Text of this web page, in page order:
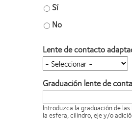
Sí
No
Lente de contacto
Graduación lente de
Introduzca la graduación de
la esfera, cilindro, eje y/o